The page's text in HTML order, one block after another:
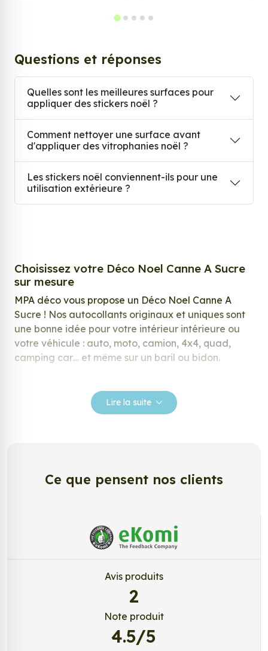
Questions et réponses
Quelles sont les meilleures surfaces pour
appliquer des stickers noël ?
Comment nettoyer une surface avant
d'appliquer des vitrophanies noël ?
Les stickers noël conviennent-ils pour une
utilisation extérieure ?
Choisissez votre Déco Noel Canne A Sucre
sur mesure
MPA déco vous propose un Déco Noel Canne A
Sucre ! Nos autocollants originaux et uniques sont
une bonne idée pour votre intérieur intérieure ou
votre véhicule : auto, moto, camion, 4x4, quad,
camping car… et même sur un baril ou bidon.
répondre à vos attentes, laissez vous inspirer parmi
notre large gamme de stickers.
solution ! Les stickers muraux Déco Noel Canne A
populaires pour décorer votre intérieur ou votre
Personnalisez la surface de votre choix avec nos
stickers muraux et stickers véhicule. Une solution
simple et rapide qui transforme toutes surfaces
lisses, propres et non poreuses.
Grâce à notre sélection de stickers et autocollants,
Lire la suite
Ce que pensent nos clients
Avis produits
2
Note produit
4.5/5